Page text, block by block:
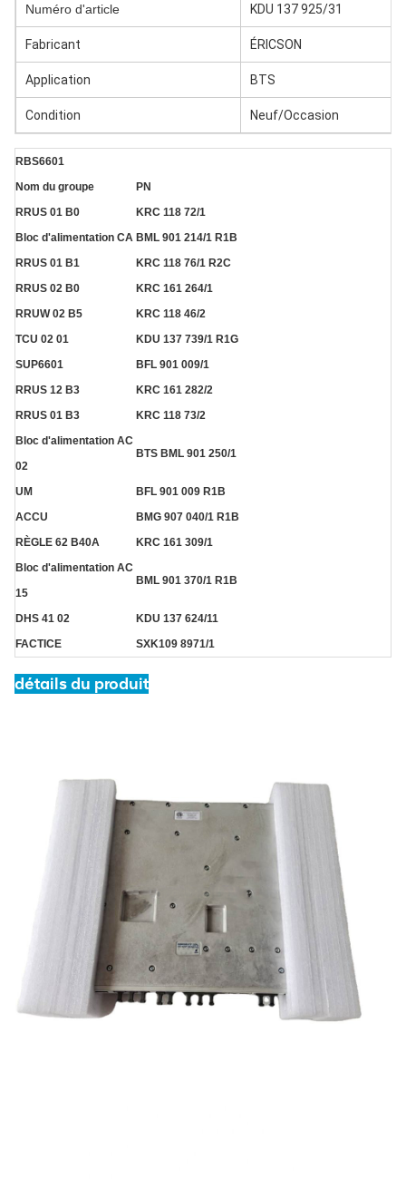
Numéro d'article KDU 137 925/31
Fabricant ÉRICSON
Application BTS
Condition Neuf/Occasion
RBS6601
Nom du groupe
PN
RRUS 01 B0
KRC 118 72/1
Bloc d'alimentation CA BML 901 214/1 R1B
RRUS 01 B1
KRC 118 76/1 R2C
RRUS 02 B0
KRC 161 264/1
RRUW 02 B5
KRC 118 46/2
TCU 02 01
KDU 137 739/1 R1G
SUP6601
BFL 901 009/1
RRUS 12 B3
KRC 161 282/2
RRUS 01 B3
KRC 118 73/2
Bloc d'alimentation AC
02
BTS BML 901 250/1
UM
BFL 901 009 R1B
ACCU
BMG 907 040/1 R1B
RÈGLE 62 B40A
KRC 161 309/1
Bloc d'alimentation AC
15
BML 901 370/1 R1B
DHS 41 02
KDU 137 624/11
FACTICE
SXK109 8971/1
détails du produit